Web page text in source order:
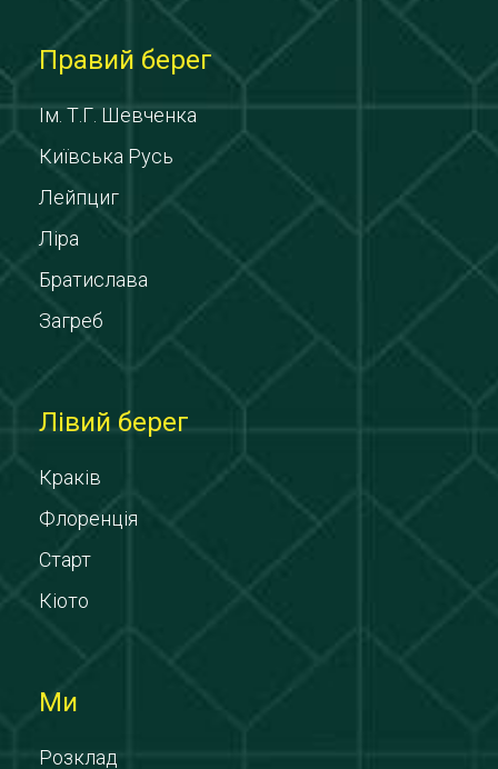
Правий берег
Ім. Т.Г. Шевченка
Київська Русь
Лейпциг
Ліра
Братислава
Загреб
Лівий берег
Краків
Флоренція
Старт
Кіото
Ми
Розклад